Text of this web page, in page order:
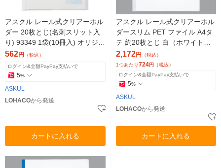
アスクル レール式クリアーホル
ダー 20枚とじ(名刺スリット入
り) 93349 1袋(10冊入) オリジナ
ル
562円 （税込）
ログイン&全額PayPay支払いで
5%
ASKUL
LOHACOから発送
カートに入れる
アスクル レール式クリアーホル
ダースリム PET ファイル A4タ
テ 約20枚とじ 白（ホワイト）
3袋（30冊） オリジナル
2,172円
（税込）
1つあたり724円 （税込）
ログイン&全額PayPay支払いで
5%
ASKUL
LOHACOから発送
カートに入れる